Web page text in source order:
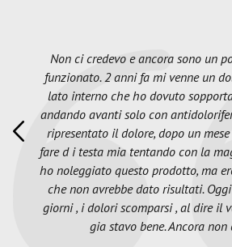
Non ci credevo e ancora sono un
funzionato. 2 anni fa mi venne un
lato interno che ho dovuto
andando avanti solo con
ripresentato il dolore, dopo un
fare d i testa mia tentando con la
ho noleggiato questo prodotto, ma
che non avrebbe dato risultati.
giorni , i dolori scomparsi , al dire il
gia stavo bene. Ancora non